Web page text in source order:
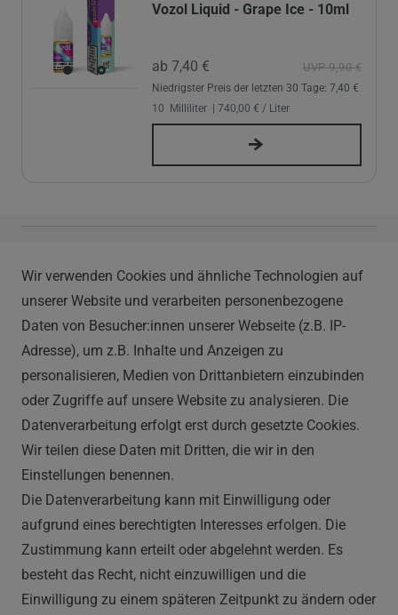
Vozol Liquid - Grape Ice - 10ml
UVP 9,90 €
ab 7,40 €
Niedrigster Preis der letzten 30 Tage: 7,40 €
10 Milliliter | 740,00 € / Liter
Im Hülsenfeld 9
40721 Hilden
0212 520-82 100
info@vapor-handel.de
Montag - Freitag, 09:00 - 16:00
RECHTLICHES
AGB
WIDERRUFSRECHT
IMPRESSUM
Wir verwenden Cookies und ähnliche Technologien auf
unserer Website und verarbeiten personenbezogene
Daten von Besucher:innen unserer Webseite (z.B. IP-
Adresse), um z.B. Inhalte und Anzeigen zu
personalisieren, Medien von Drittanbietern einzubinden
oder Zugriffe auf unsere Website zu analysieren. Die
Datenverarbeitung erfolgt erst durch gesetzte Cookies.
Wir teilen diese Daten mit Dritten, die wir in den
Einstellungen benennen.
Die Datenverarbeitung kann mit Einwilligung oder
aufgrund eines berechtigten Interesses erfolgen. Die
Zustimmung kann erteilt oder abgelehnt werden. Es
besteht das Recht, nicht einzuwilligen und die
Einwilligung zu einem späteren Zeitpunkt zu ändern oder